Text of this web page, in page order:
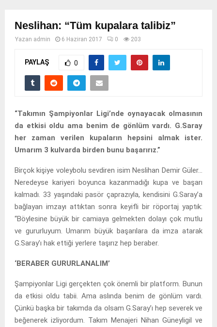
Neslihan: “Tüm kupalara talibiz”
Yazan admin 6 Haziran 2017 0 203
PAYLAŞ 0
“Takımın Şampiyonlar Ligi’nde oynayacak olmasının
da etkisi oldu ama benim de gönlüm vardı. G.Saray
her zaman verilen kupaların hepsini almak ister.
Umarım 3 kulvarda birden bunu başarırız.”
Birçok kişiye voleybolu sevdiren isim Neslihan Demir Güler…
Neredeyse kariyeri boyunca kazanmadığı kupa ve başarı
kalmadı. 33 yaşındaki pasör çaprazıyla, kendisini G.Saray’a
bağlayan imzayı attıktan sonra keyifli bir röportaj yaptık:
“Böylesine büyük bir camiaya gelmekten dolayı çok mutlu
ve gururluyum. Umarım büyük başarılara da imza atarak
G.Saray’ı hak ettiği yerlere taşırız hep beraber.
‘BERABER GURURLANALIM’
Şampiyonlar Ligi gerçekten çok önemli bir platform. Bunun
da etkisi oldu tabii. Ama aslında benim de gönlüm vardı.
Çünkü başka bir takımda da olsam G.Saray’ı hep severek ve
beğenerek izliyordum. Takım Menajeri Nihan Güneyligil ve